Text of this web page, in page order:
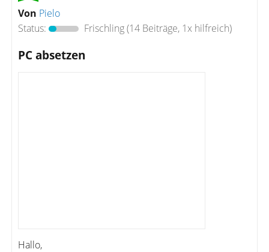
Von Pielo
Status:
Frischling(14 Beiträge, 1x hilfreich)
PC absetzen
Hallo,